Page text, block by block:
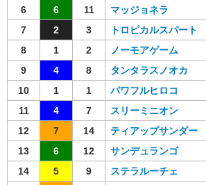
6
6 11 マッジョネラ
7
2 3 トロピカルスパート
8
1 2 ノーモアゲーム
9
4 8 タンタラスノオカ
10
1 1 パワフルヒロコ
11
4 7 スリーミニオン
12
7 14 ティアップサンダー
13
6 12 サンデュランゴ
14
5 9 ステラルーチェ